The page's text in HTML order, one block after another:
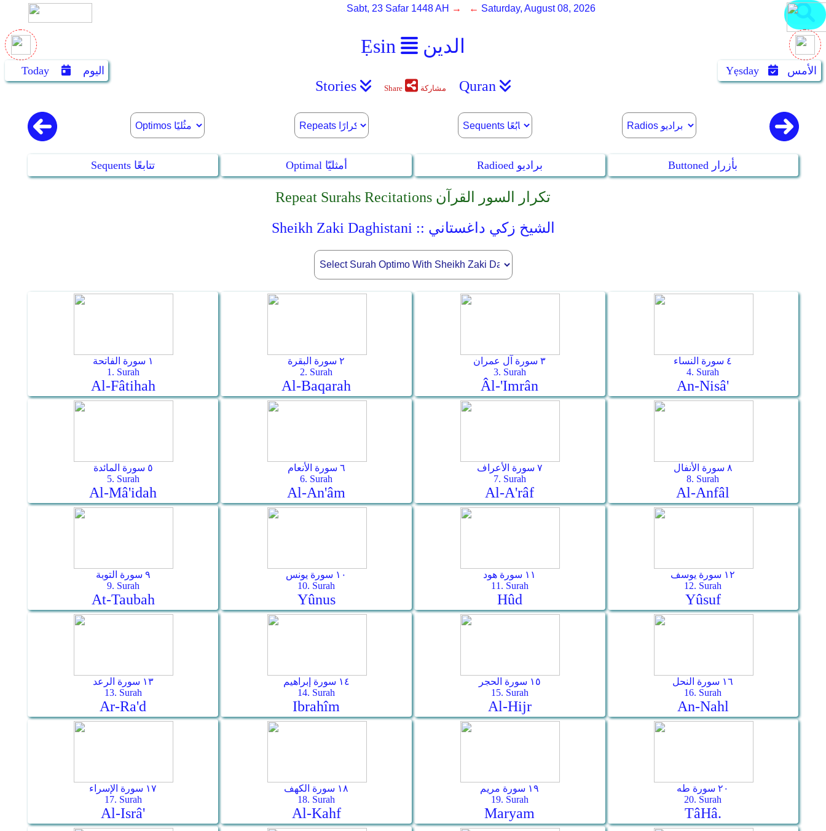
Ẹsin الدين
Sabt, 23 Safar 1448 AH → ← Saturday, August 08, 2026
Today اليوم Yẹsday الأمس
Stories Share مشاركة Quran
Sequents تتابعًا Optimal أمثليّا Radioed براديو Buttoned بأزرار
Repeat Surahs Recitations تكرار السور القرآن
Sheikh Zaki Daghistani :: الشيخ زكي داغستاني
١ سورة الفاتحة
1. Surah
Al-Fâtihah
٢ سورة البقرة
2. Surah
Al-Baqarah
٣ سورة آل عمران
3. Surah
Âl-'Imrân
٤ سورة النساء
4. Surah
An-Nisâ'
٥ سورة المائدة
5. Surah
Al-Mâ'idah
٦ سورة الأنعام
6. Surah
Al-An'âm
٧ سورة الأعراف
7. Surah
Al-A'râf
٨ سورة الأنفال
8. Surah
Al-Anfâl
٩ سورة التوبة
9. Surah
At-Taubah
١٠ سورة يونس
10. Surah
Yûnus
١١ سورة هود
11. Surah
Hûd
١٢ سورة يوسف
12. Surah
Yûsuf
١٣ سورة الرعد
13. Surah
Ar-Ra'd
١٤ سورة إبراهيم
14. Surah
Ibrahîm
١٥ سورة الحجر
15. Surah
Al-Hijr
١٦ سورة النحل
16. Surah
An-Nahl
١٧ سورة الإسراء
17. Surah
Al-Isrâ'
١٨ سورة الكهف
18. Surah
Al-Kahf
١٩ سورة مريم
19. Surah
Maryam
٢٠ سورة طه
20. Surah
Tâ­Hâ.